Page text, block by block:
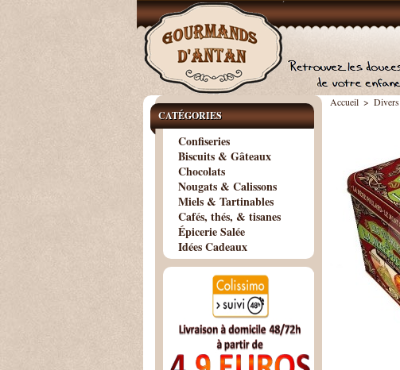
CATÉGORIES
Confiseries
Biscuits & Gâteaux
Chocolats
Nougats & Calissons
Miels & Tartinables
Cafés, thés, & tisanes
Épicerie Salée
Idées Cadeaux
Accueil > Divers